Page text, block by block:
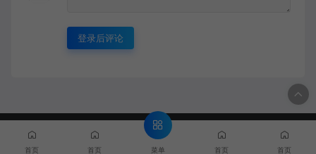
登录后评论
© 2020 MMYX - MMYX.CC & WordPress Theme. All rights
首页 首页 菜单 首页 首页